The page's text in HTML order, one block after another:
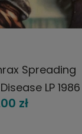
Sabbath - Past
, 2 LP 2005 EU
zł
O DOSTĘPNOŚCI